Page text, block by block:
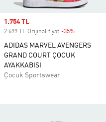
Sale price
1.754 TL
2.699 TL Orijinal fiyat -35%
ADIDAS MARVEL AVENGERS
GRAND COURT ÇOCUK
AYAKKABISI
Çocuk Sportswear